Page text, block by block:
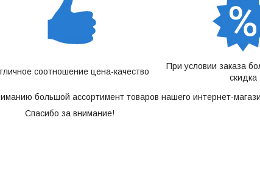
соотношение цена-качество
При условии заказа
скидка
большой ассортимент товаров нашего интернет-
Спасибо за внимание!